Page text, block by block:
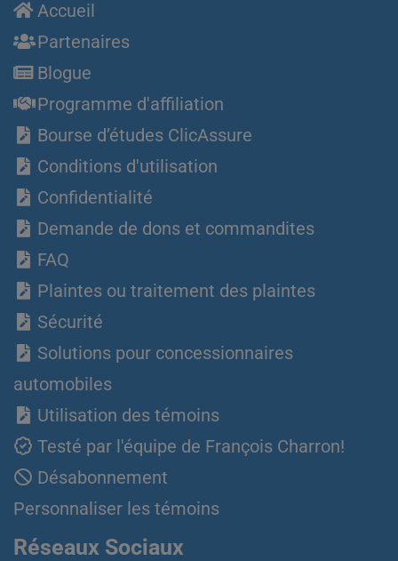
Accueil
Partenaires
Blogue
Programme d'affiliation
Bourse d’études ClicAssure
Conditions d'utilisation
Confidentialité
Demande de dons et commandites
FAQ
Plaintes ou traitement des plaintes
Sécurité
Solutions pour concessionnaires
automobiles
Utilisation des témoins
Testé par l'équipe de François Charron!
Désabonnement
Personnaliser les témoins
Réseaux Sociaux